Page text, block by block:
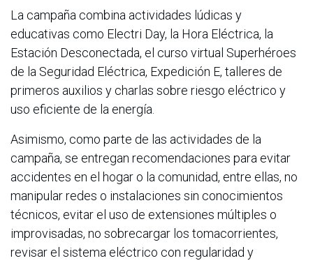
La campaña combina actividades lúdicas y
educativas como Electri Day, la Hora Eléctrica, la
Estación Desconectada, el curso virtual Superhéroes
de la Seguridad Eléctrica, Expedición E, talleres de
primeros auxilios y charlas sobre riesgo eléctrico y
uso eficiente de la energía.
Asimismo, como parte de las actividades de la
campaña, se entregan recomendaciones para evitar
accidentes en el hogar o la comunidad, entre ellas, no
manipular redes o instalaciones sin conocimientos
técnicos, evitar el uso de extensiones múltiples o
improvisadas, no sobrecargar los tomacorrientes,
revisar el sistema eléctrico con regularidad y